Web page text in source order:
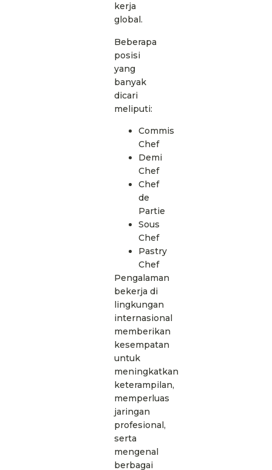
kerja
global.
Beberapa
posisi
yang
banyak
dicari
meliputi:
Commis
Chef
Demi
Chef
Chef
de
Partie
Sous
Chef
Pastry
Chef
Pengalaman
bekerja di
lingkungan
internasional
memberikan
kesempatan
untuk
meningkatkan
keterampilan,
memperluas
jaringan
profesional,
serta
mengenal
berbagai